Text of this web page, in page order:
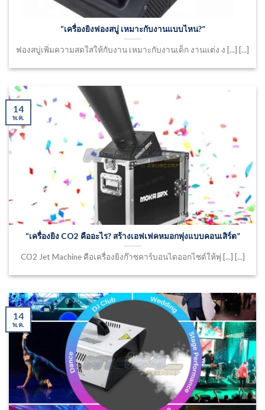
“เครื่องยิงฟองสบู่ เหมาะกับงานแบบไหน?”
ฟองสบู่เพิ่มความสดใสให้กับงาน เหมาะกับงานเด็ก งานแต่ง ง [...] [...]
“เครื่องยิง CO2 คืออะไร? สร้างเอฟเฟคหมอกพุ่งแบบคอนเสิร์ต”
CO2 Jet Machine คือเครื่องยิงก๊าซคาร์บอนไดออกไซด์ให้พุ่ [...] [...]
14
พ.ค.
14
พ.ค.